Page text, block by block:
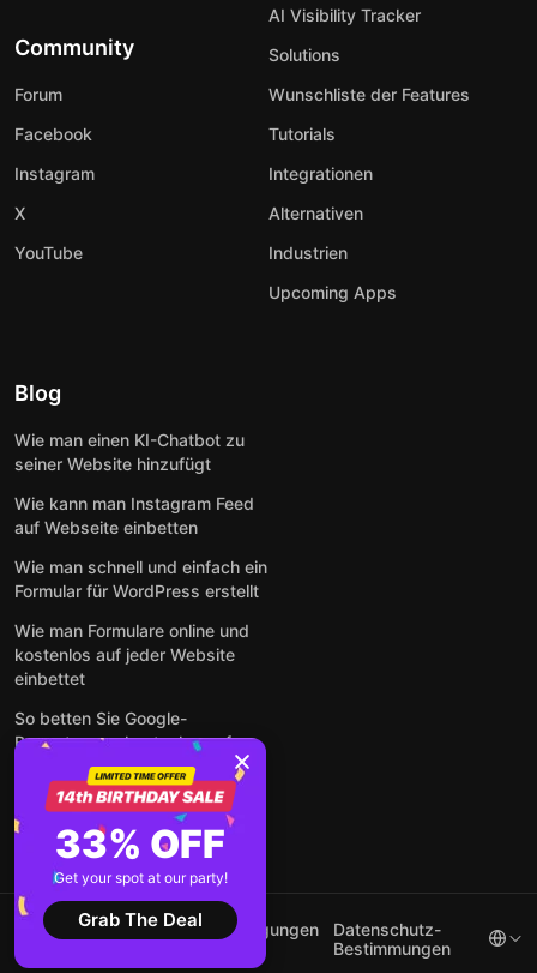
Community
Forum
Facebook
Instagram
X
YouTube
AI Visibility Tracker
Solutions
Wunschliste der Features
Tutorials
Integrationen
Alternativen
Industrien
Upcoming Apps
Blog
Wie man einen KI-Chatbot zu
seiner Website hinzufügt
Wie kann man Instagram Feed
auf Webseite einbetten
Wie man schnell und einfach ein
Formular für WordPress erstellt
Wie man Formulare online und
kostenlos auf jeder Website
einbettet
So betten Sie Google-
Bewertungen kostenlos auf
einer Website ein
Alle Beiträge anzeigen
2026 ©
Nutzungsbedingungen
Datenschutz-
Bestimmungen
33% OFF
Get your spot at our party!
Grab The Deal